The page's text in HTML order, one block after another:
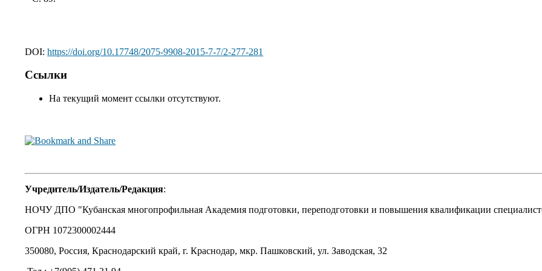
DOI:https://doi.org/10.17748/2075-9908-2015-7-7/2-277-281
Ссылки
На текущий момент ссылки отсутствуют.
Учредитель/Издатель/Редакция:
НОЧУ ДПО "Кубанская многопрофильная Академия подготовки, переподготовки и повышения квалификации
ОГРН 1072300002444
350080, Россия, Краснодарский край, г. Краснодар, мкр. Пашковский, ул. Заводская, 32